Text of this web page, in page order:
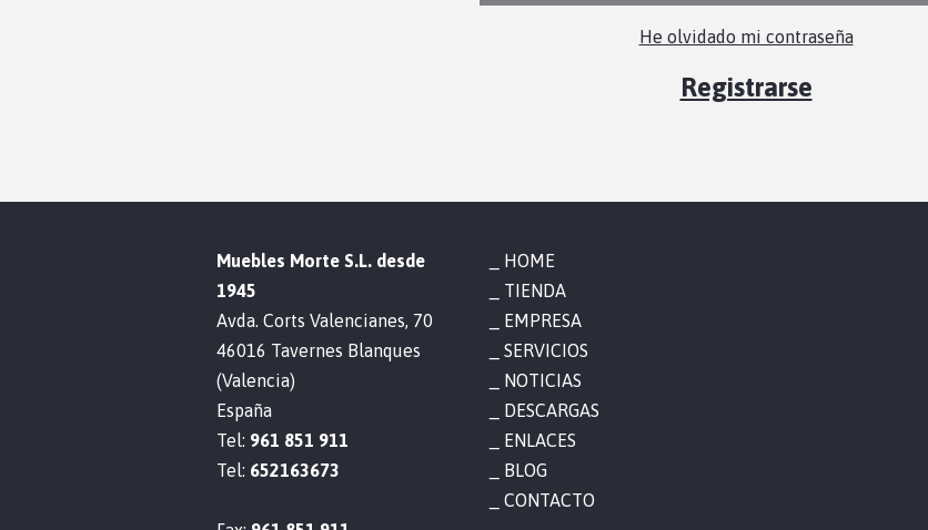
He olvidado mi contraseña
Registrarse
Muebles Morte S.L. desde
1945
Avda. Corts Valencianes, 70
46016 Tavernes Blanques
(Valencia)
España
Tel: 961 851 911
Tel: 652163673
HOME
TIENDA
EMPRESA
SERVICIOS
NOTICIAS
DESCARGAS
ENLACES
BLOG
CONTACTO